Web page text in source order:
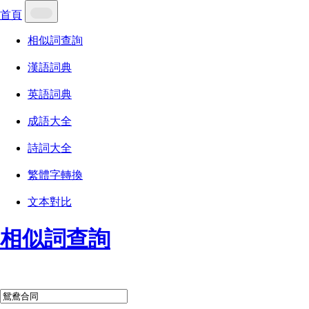
首頁
相似詞查詢
漢語詞典
英語詞典
成語大全
詩詞大全
繁體字轉換
文本對比
相似詞查詢